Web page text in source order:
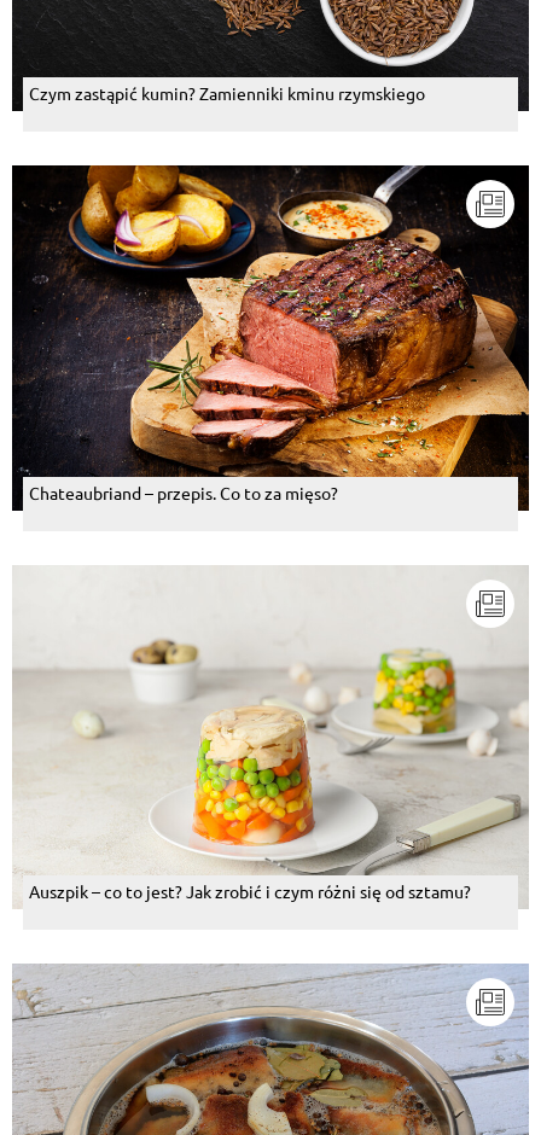
Czym zastąpić kumin? Zamienniki kminu rzymskiego
Chateaubriand – przepis. Co to za mięso?
Auszpik – co to jest? Jak zrobić i czym różni się od sztamu?